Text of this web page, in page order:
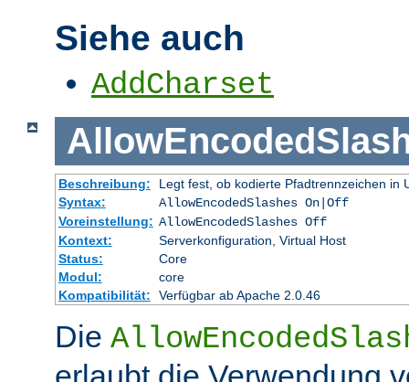
Siehe auch
AddCharset
Beschreibung:
Legt fest, ob kodierte Pfadtrennzeichen in
Syntax:
AllowEncodedSlashes On|Off
Voreinstellung: AllowEncodedSlashes Off
Kontext:
Serverkonfiguration, Virtual Host
Status:
Core
Modul:
core
Kompatibilität:
Verfügbar ab Apache 2.0.46
Die